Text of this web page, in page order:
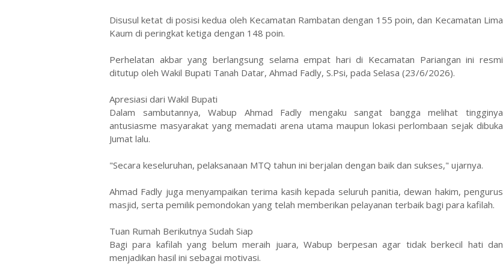
​Disusul ketat di posisi kedua oleh Kecamatan Rambatan dengan 155 poin, dan Kecamatan Lima
Kaum di peringkat ketiga dengan 148 poin.
​Perhelatan akbar yang berlangsung selama empat hari di Kecamatan Pariangan ini resmi
ditutup oleh Wakil Bupati Tanah Datar, Ahmad Fadly, S.Psi, pada Selasa (23/6/2026).
​Apresiasi dari Wakil Bupati
Dalam sambutannya, Wabup Ahmad Fadly mengaku sangat bangga melihat tingginya
antusiasme masyarakat yang memadati arena utama maupun lokasi perlombaan sejak dibuka
Jumat lalu.
​"Secara keseluruhan, pelaksanaan MTQ tahun ini berjalan dengan baik dan sukses," ujarnya.
​Ahmad Fadly juga menyampaikan terima kasih kepada seluruh panitia, dewan hakim, pengurus
masjid, serta pemilik pemondokan yang telah memberikan pelayanan terbaik bagi para kafilah.
​Tuan Rumah Berikutnya Sudah Siap
Bagi para kafilah yang belum meraih juara, Wabup berpesan agar tidak berkecil hati dan
menjadikan hasil ini sebagai motivasi.